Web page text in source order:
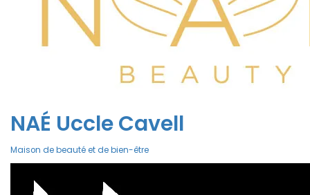
NAÉ Uccle Cavell
Maison de beauté et de bien-être